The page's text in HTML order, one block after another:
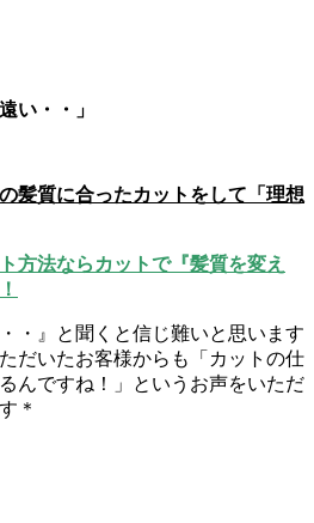
い・・」
髪質に合ったカットをして「理想
方法ならカットで『髪質を変え
・』と聞くと信じ難いと思います
だいたお客様からも「カットの仕
んですね！」というお声をいただ
＊